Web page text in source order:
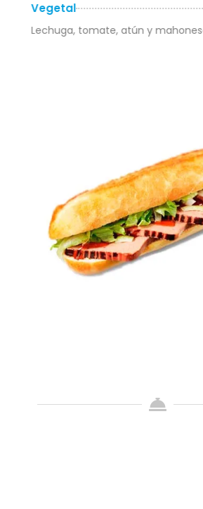
Vegetal
Lechuga, tomate, atún y mahonesa